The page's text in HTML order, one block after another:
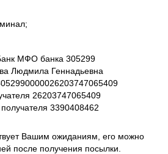
МФО банка 305299
Людмила Геннадьевна
26203747065409
3390408462
Вашим ожиданиям, его можно
после получения посылки.